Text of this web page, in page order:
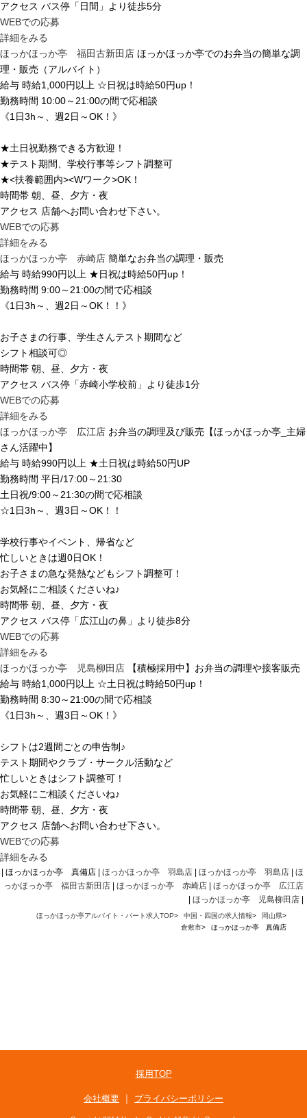
アクセス バス停「日間」より徒歩5分
WEBでの応募
詳細をみる
ほっかほっか亭 福田古新田店 ほっかほっか亭でのお弁当の簡単な調
理・販売（アルバイト）
給与 時給1,000円以上 ☆日祝は時給50円up！
勤務時間 10:00～21:00の間で応相談
《1日3h～、週2日～OK！》
★土日祝勤務できる方歓迎！
★テスト期間、学校行事等シフト調整可
★<扶養範囲内><Wワーク>OK！
時間帯 朝、昼、夕方・夜
アクセス 店舗へお問い合わせ下さい。
WEBでの応募
詳細をみる
ほっかほっか亭 赤崎店 簡単なお弁当の調理・販売
給与 時給990円以上 ★日祝は時給50円up！
勤務時間 9:00～21:00の間で応相談
《1日3h～、週2日～OK！！》
お子さまの行事、学生さんテスト期間など
シフト相談可◎
時間帯 朝、昼、夕方・夜
アクセス バス停「赤崎小学校前」より徒歩1分
WEBでの応募
詳細をみる
ほっかほっか亭 広江店 お弁当の調理及び販売【ほっかほっか亭_主婦
さん活躍中】
給与 時給990円以上 ★土日祝は時給50円UP
勤務時間 平日/17:00～21:30
土日祝/9:00～21:30の間で応相談
☆1日3h～、週3日～OK！！
学校行事やイベント、帰省など
忙しいときは週0日OK！
お子さまの急な発熱などもシフト調整可！
お気軽にご相談くださいね♪
時間帯 朝、昼、夕方・夜
アクセス バス停「広江山の鼻」より徒歩8分
WEBでの応募
詳細をみる
ほっかほっか亭 児島柳田店
【積極採用中】お弁当の調理や接客販売
給与 時給1,000円以上 ☆土日祝は時給50円up！
勤務時間 8:30～21:00の間で応相談
《1日3h～、週3日～OK！》
シフトは2週間ごとの申告制♪
テスト期間やクラブ・サークル活動など
忙しいときはシフト調整可！
お気軽にご相談くださいね♪
時間帯 朝、昼、夕方・夜
アクセス 店舗へお問い合わせ下さい。
WEBでの応募
詳細をみる
| ほっかほっか亭 真備店 | ほっかほっか亭 羽島店 ほっかほっか亭 羽島店
ほ
っかほっか亭 福田古新田店
ほっかほっか亭 赤崎店
ほっかほっか亭 広江店
ほっかほっか亭 児島柳田店
ほっかほっか亭アルバイト・パート求人TOP> 中国・四国の求人情報> 岡山県>
倉敷市> ほっかほっか亭 真備店
採用TOP
会社概要 ｜ プライバシーポリシー